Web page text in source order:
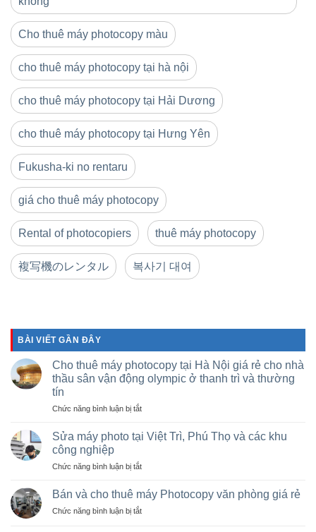
Cho thuê máy photocopy màu
cho thuê máy photocopy tại hà nội
cho thuê máy photocopy tại Hải Dương
cho thuê máy photocopy tại Hưng Yên
Fukusha-ki no rentaru
giá cho thuê máy photocopy
Rental of photocopiers thuê máy photocopy
複写機のレンタル 복사기 대여
BÀI VIẾT GẦN ĐÂY
Cho thuê máy photocopy tại Hà Nội giá rẻ cho nhà
thầu sân vận động olympic ở thanh trì và thường
tín
Chức năng bình luận bị tắtở
thuê
tại
Nội
rẻ
Sửa máy photo tại Việt Trì, Phú Thọ và các khu
công nghiệp
Chức năng bình luận bị tắtở
máy
photo
tại
Bán và cho thuê máy Photocopy văn phòng giá rẻ
Chức năng bình luận bị tắtở